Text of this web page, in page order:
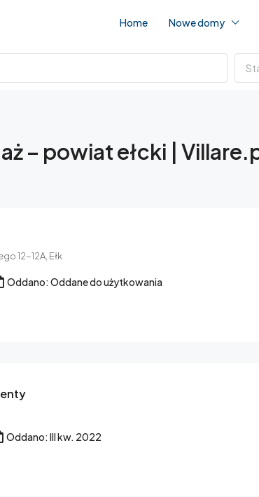
Home Nowe domy
– powiat ełcki |
12-12A, Ełk
Oddano: Oddane do użytkowania
Oddano: III kw. 2022